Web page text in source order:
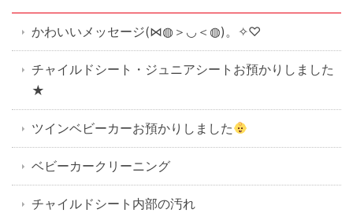
かわいいメッセージ(⋈◍＞◡＜◍)。✧♡
チャイルドシート・ジュニアシートお預かりしました
★
ツインベビーカーお預かりしました
ベビーカークリーニング
チャイルドシート内部の汚れ